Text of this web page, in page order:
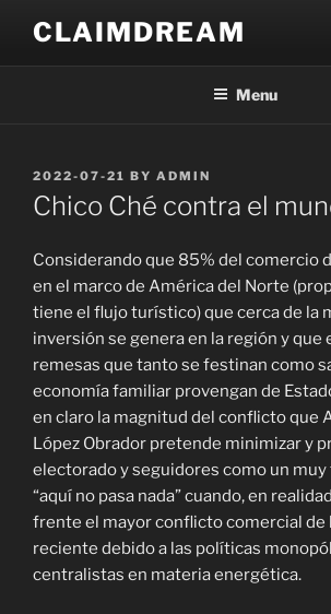
content
CLAIMDREAM
Menu
POSTED
ON
2022-07-21 BY ADMIN
Chico Ché contra el
Considerando que 85% del comercio
en el marco de América del Norte
tiene el flujo turístico) que cerca de la
inversión se genera en la región y que
remesas que tanto se festinan como
economía familiar provengan de
en claro la magnitud del conflicto que
López Obrador pretende minimizar y
electorado y seguidores como un
“aquí no pasa nada” cuando, en
frente el mayor conflicto comercial de
reciente debido a las políticas
centralistas en materia energética.